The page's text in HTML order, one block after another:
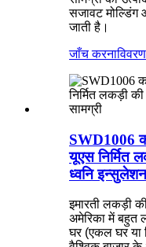
सजावट मोल्डिंग
जाती है।
जाँच करनाविवरण
SWD1006
यूएस निर्मित
ध्वनि
इमारती लकड़ी
अमेरिका में बहुत
घर (एकल घर या